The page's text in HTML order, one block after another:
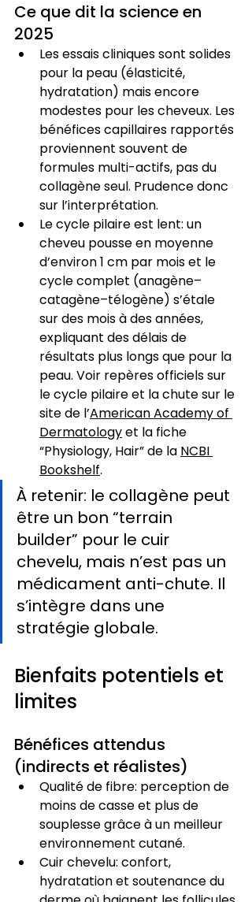
Ce que dit la science en
2025
Les essais cliniques sont solides
pour la peau (élasticité,
hydratation) mais encore
modestes pour les cheveux. Les
bénéfices capillaires rapportés
proviennent souvent de
formules multi-actifs, pas du
collagène seul. Prudence donc
sur l’interprétation.
Le cycle pilaire est lent: un
cheveu pousse en moyenne
d’environ 1 cm par mois et le
cycle complet (anagène–
catagène–télogène) s’étale
sur des mois à des années,
expliquant des délais de
résultats plus longs que pour la
peau. Voir repères officiels sur
le cycle pilaire et la chute sur le
site de l’American Academy of
Dermatology et la fiche
“Physiology, Hair” de la NCBI
Bookshelf.
À retenir: le collagène peut
être un bon “terrain
builder” pour le cuir
chevelu, mais n’est pas un
médicament anti-chute. Il
s’intègre dans une
stratégie globale.
Bienfaits potentiels et
limites
Bénéfices attendus
(indirects et réalistes)
Qualité de fibre: perception de
moins de casse et plus de
souplesse grâce à un meilleur
environnement cutané.
Cuir chevelu: confort,
hydratation et soutenance du